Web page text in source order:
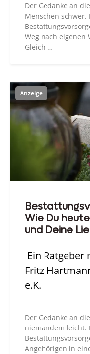
Der Gedanke an
Menschen
Weg nach eigenen
Gleich …
Wie Du
und Deine
Ein
Fritz
e.K.
Der Gedanke an
niemandem leicht.
Angehörigen in